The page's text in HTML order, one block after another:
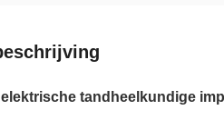
elektrische tandheelkundige